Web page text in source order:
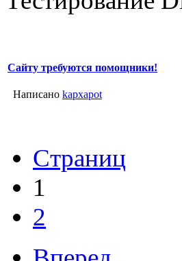
Сайту требуются помощники!
Написано kapxapot
Страниц
1
2